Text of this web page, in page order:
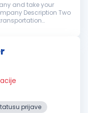
and take your
Description Two
prijave